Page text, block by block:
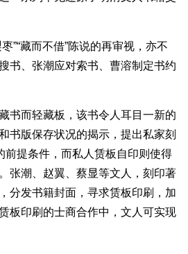
藏而不借”陈说的再审视，亦不
书、张潮应对索书、曹溶制定书约
而轻藏板，该书令人耳目一新的
书版保存状况的揭示，提出私家刻
前提条件，而私人赁板自印则使得
张潮、赵翼、蔡显等文人，刻印著
分发书籍封面，寻求赁板印刷，加
板印刷的士商合作中，文人可实现